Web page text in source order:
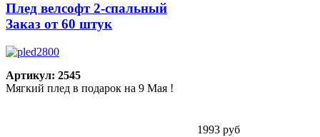
Плед велсофт 2-спальный
Заказ от 60 штук
Артикул: 2545
Мягкий плед в подарок на 9 Мая !
1993 руб